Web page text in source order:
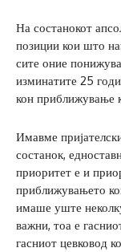
На состанокот
позиции кои што
сите оние
изминатите 25
кон приближување
Имавме
состанок,
приоритет е и
приближувањето
имаше уште
важни, тоа е
гасниот цевковод